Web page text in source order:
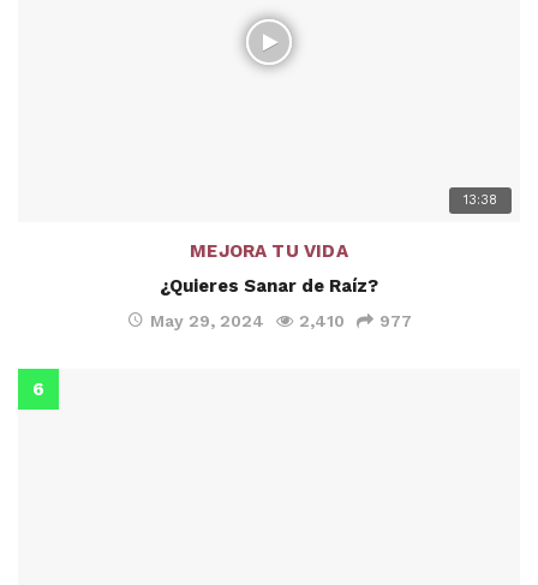
13:38
MEJORA TU VIDA
¿Quieres Sanar de Raíz?
May 29, 2024 2,410 977